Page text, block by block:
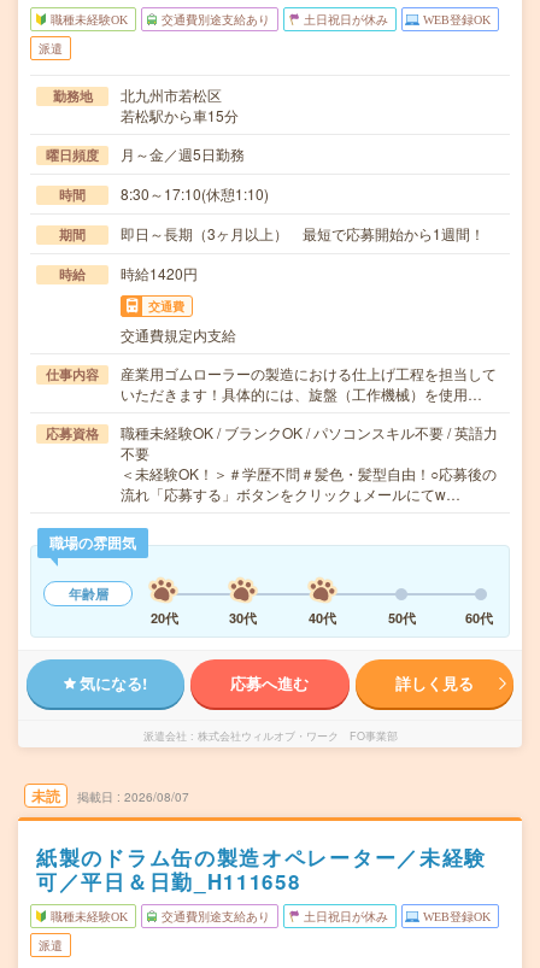
職種未経験OK 交通費別途支給あり 土日祝日が休み WEB登録OK
派遣
勤務地
北九州市若松区
若松駅から車15分
曜日頻度 月～金／週5日勤務
時間 8:30～17:10(休憩1:10)
期間 即日～長期（3ヶ月以上） 最短で応募開始から1週間！
時給 時給1420円
交通費
交通費規定内支給
仕事内容
産業用ゴムローラーの製造における仕上げ工程を担当して
いただきます！具体的には、旋盤（工作機械）を使用…
応募資格
職種未経験OK / ブランクOK / パソコンスキル不要 / 英語力
不要
＜未経験OK！＞＃学歴不問＃髪色・髪型自由！○応募後の
流れ「応募する」ボタンをクリック↓メールにてw…
職場の雰囲気
年齢層
20代
30代 40代 50代 60代
気になる! 応募へ進む 詳しく見る
派遣会社 株式会社ウィルオブ・ワーク FO事業部
未読 掲載日 2026/08/07
紙製のドラム缶の製造オペレーター／未経験
可／平日＆日勤_H111658
職種未経験OK 交通費別途支給あり 土日祝日が休み WEB登録OK
派遣